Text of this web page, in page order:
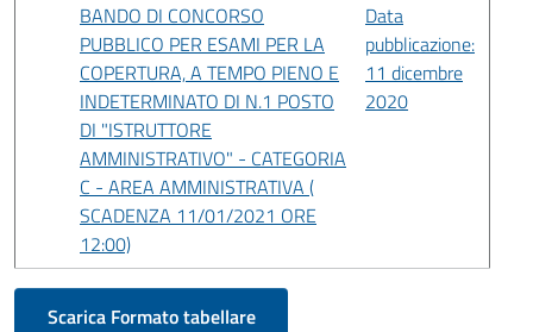
BANDO DI CONCORSO
PUBBLICO PER ESAMI PER LA
COPERTURA, A TEMPO PIENO E
INDETERMINATO DI N.1 POSTO
DI "ISTRUTTORE
AMMINISTRATIVO" - CATEGORIA
C - AREA AMMINISTRATIVA (
SCADENZA 11/01/2021 ORE
12:00)
Data
pubblicazione:
11 dicembre
2020
Scarica Formato tabellare